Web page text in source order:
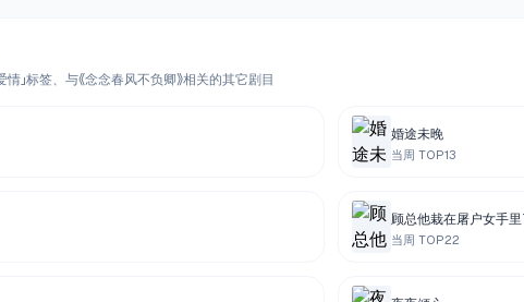
」标签、与《念念春风不负卿》相关的其它剧目
婚途未晚
当周 TOP13
顾总他栽在屠户女手里
当周 TOP22